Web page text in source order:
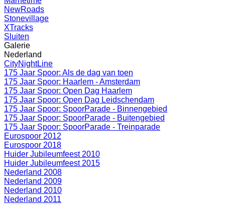
NewRoads
Stonevillage
XTracks
Sluiten
Galerie
Nederland
CityNightLine
175 Jaar Spoor: Als de dag van toen
175 Jaar Spoor: Haarlem - Amsterdam
175 Jaar Spoor: Open Dag Haarlem
175 Jaar Spoor: Open Dag Leidschendam
175 Jaar Spoor: SpoorParade - Binnengebied
175 Jaar Spoor: SpoorParade - Buitengebied
175 Jaar Spoor: SpoorParade - Treinparade
Eurospoor 2012
Eurospoor 2018
Huider Jubileumfeest 2010
Huider Jubileumfeest 2015
Nederland 2008
Nederland 2009
Nederland 2010
Nederland 2011